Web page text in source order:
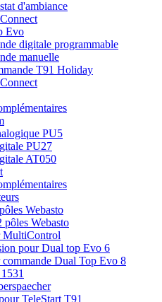
d'ambiance
Evo
digitale programmable
manuelle
T91 Holiday
PU5
PU27
AT050
Webasto
pôles Webasto
MultiControl
pour Dual top Evo 6
Dual Top Evo 8
TeleStart T91